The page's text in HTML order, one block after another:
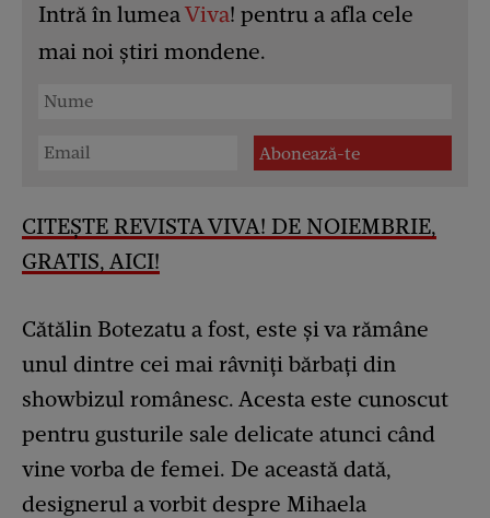
Intră în lumeaViva! pentru a afla cele
mai noi știri mondene.
CITEȘTE REVISTA VIVA! DE NOIEMBRIE,
GRATIS, AICI!
Cătălin Botezatu a fost, este și va rămâne
unul dintre cei mai râvniți bărbați din
showbizul românesc. Acesta este cunoscut
pentru gusturile sale delicate atunci când
vine vorba de femei. De această dată,
designerul a vorbit despre Mihaela